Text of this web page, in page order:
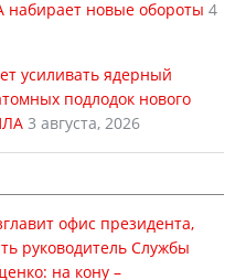
новые обороты 4
усиливать ядерный
подлодок нового
3 августа, 2026